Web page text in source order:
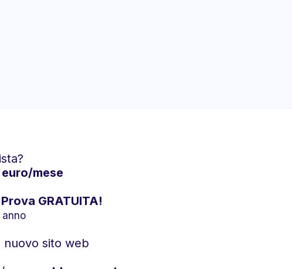
euro/mese
Prova GRATUITA!
nuovo sito web